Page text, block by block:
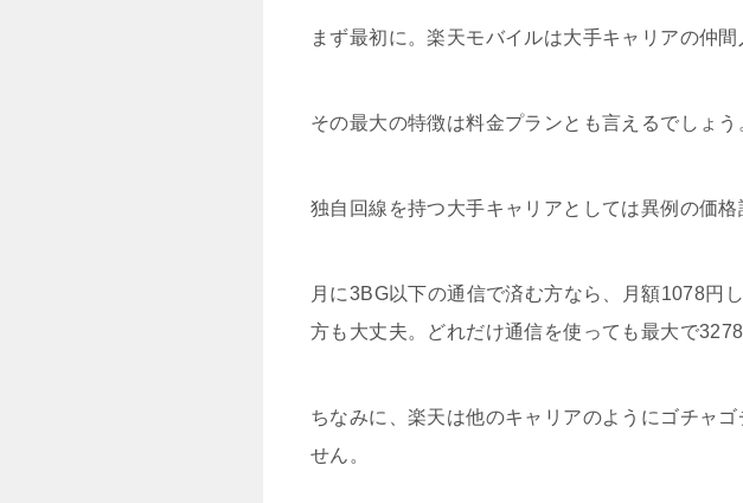
まず最初に。楽天モバイルは大手キャリアの仲
その最大の特徴は料金プランとも言えるでしょう
独自回線を持つ大手キャリアとしては異例の価
月に3BG以下の通信で済む方なら、月額1078円
方も大丈夫。どれだけ通信を使っても最大で
ちなみに、楽天は他のキャリアのようにゴチャ
せん。